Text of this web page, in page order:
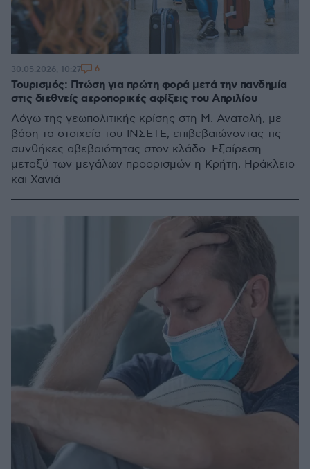
Τουρισμός: Πτώση για πρώτη φορά μετά την πανδημία
στις διεθνείς αεροπορικές αφίξεις του Απριλίου
Λόγω της γεωπολιτικής κρίσης στη Μ. Ανατολή, με
βάση τα στοιχεία του ΙΝΣΕΤΕ, επιβεβαιώνοντας τις
συνθήκες αβεβαιότητας στον κλάδο. Εξαίρεση
μεταξύ των μεγάλων προορισμών η Κρήτη, Ηράκλειο
και Χανιά
30.05.2026, 10:27 6